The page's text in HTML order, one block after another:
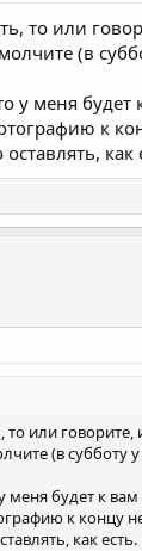
то или
(в
у меня будет
к
как
то или говорите,
(в субботу
меня будет к
к концу
как есть.